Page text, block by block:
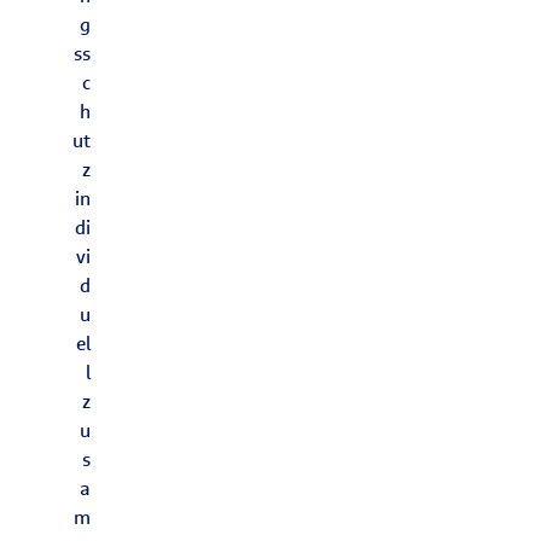
g
ss
c
h
ut
z
in
di
vi
d
u
el
l
z
u
s
a
m